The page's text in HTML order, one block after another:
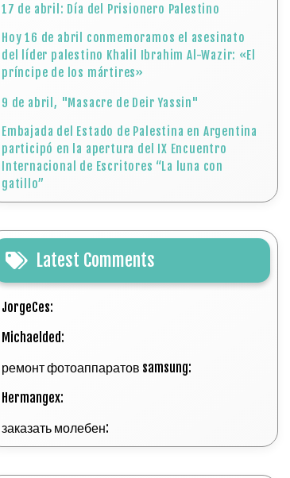
17 de abril: Día del Prisionero Palestino
Hoy 16 de abril conmemoramos el asesinato
del líder palestino Khalil Ibrahim Al-Wazir: «El
príncipe de los mártires»
9 de abril, "Masacre de Deir Yassin"
Embajada del Estado de Palestina en Argentina
participó en la apertura del IX Encuentro
Internacional de Escritores “La luna con
gatillo”
Latest Comments
JorgeCes:
Michaelded:
ремонт фотоаппаратов samsung:
Hermangex:
заказать молебен: